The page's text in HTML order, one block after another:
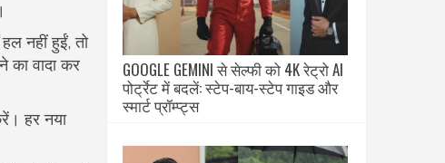
हल नहीं हुईं, तो
का वादा कर
हर नया
GOOGLE GEMINI से सेल्फी को 4K रेट्रो AI
पोर्ट्रेट में बदलें: स्टेप-बाय-स्टेप गाइड और
स्मार्ट प्रॉम्प्ट्स